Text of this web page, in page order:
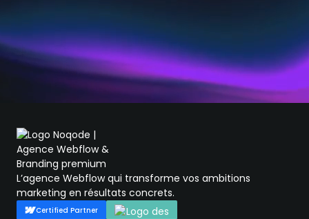
L’agence Webflow qui transforme vos ambitions
marketing en résultats concrets.
Certified Partner